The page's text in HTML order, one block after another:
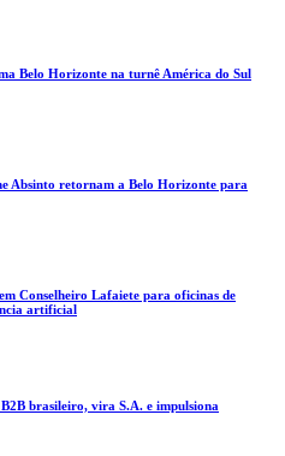
Belo Horizonte na turnê América do Sul
Absinto retornam a Belo Horizonte para
Conselheiro Lafaiete para oficinas de
artificial
B2B brasileiro, vira S.A. e impulsiona